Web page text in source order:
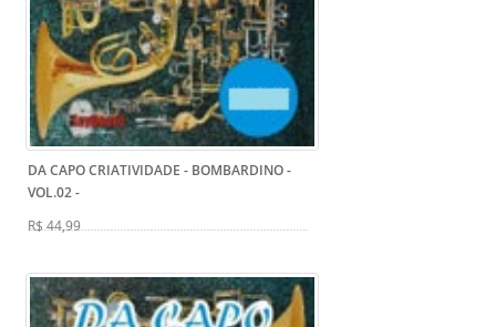
DA CAPO CRIATIVIDADE - BOMBARDINO -
VOL.02-
R$ 44,99